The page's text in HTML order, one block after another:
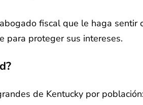
fiscal que le haga
para proteger sus intereses.
de Kentucky por población: